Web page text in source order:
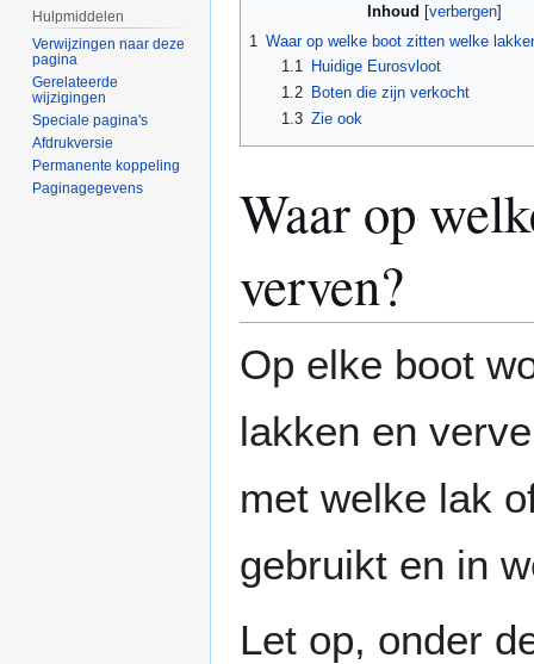
Inhoud
1 Waar op welke boot zitten welke
1.1
Huidige Eurosvloot
1.2
Boten die zijn verkocht
1.3 Zie ook
Waar op
verven?
Op elke boot
lakken en
met welke lak
gebruikt en in
Let op, onder
Hulpmiddelen
Verwijzingen naar deze
pagina
Gerelateerde
wijzigingen
Speciale pagina's
Afdrukversie
Permanente koppeling
Paginagegevens